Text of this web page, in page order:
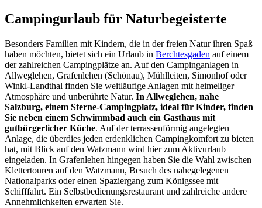
Campingurlaub für Naturbegeisterte
Besonders Familien mit Kindern, die in der freien Natur ihren Spaß
haben möchten, bietet sich ein Urlaub in Berchtesgaden auf einem
der zahlreichen Campingplätze an. Auf den Campinganlagen in
Allweglehen, Grafenlehen (Schönau), Mühlleiten, Simonhof oder
Winkl-Landthal finden Sie weitläufige Anlagen mit heimeliger
Atmosphäre und unberührte Natur. In Allweglehen, nahe
Salzburg, einem Sterne-Campingplatz, ideal für Kinder, finden
Sie neben einem Schwimmbad auch ein Gasthaus mit
gutbürgerlicher Küche. Auf der terrassenförmig angelegten
Anlage, die überdies jeden erdenklichen Campingkomfort zu bieten
hat, mit Blick auf den Watzmann wird hier zum Aktivurlaub
eingeladen. In Grafenlehen hingegen haben Sie die Wahl zwischen
Klettertouren auf den Watzmann, Besuch des nahegelegenen
Nationalparks oder einen Spaziergang zum Königssee mit
Schifffahrt. Ein Selbstbedienungsrestaurant und zahlreiche andere
Annehmlichkeiten erwarten Sie.